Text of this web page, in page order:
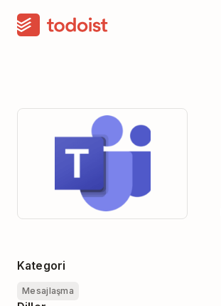
Kategori
Mesajlaşma